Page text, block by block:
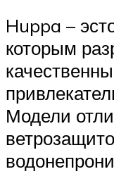
Huppa –
которым
Модели